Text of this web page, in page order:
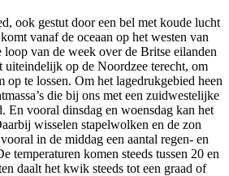
ook gestut door een bel met koude lucht
vanaf de oceaan op het westen van
van de week over de Britse eilanden
uiteindelijk op de Noordzee terecht, om
op te lossen. Om het lagedrukgebied heen
die bij ons met een zuidwestelijke
En vooral dinsdag en woensdag kan het
wisselen stapelwolken en de zon
in de middag een aantal regen- en
temperaturen komen steeds tussen 20 en
daalt het kwik steeds tot een graad of